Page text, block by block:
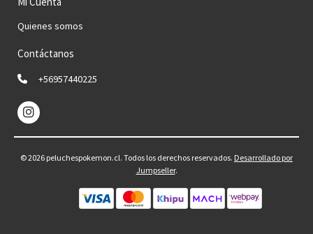
Quienes somos
Contáctanos
+56957440225
© 2026 peluchespokemon.cl. Todos los derechos reservados. Desarrollado por
Jumpseller.